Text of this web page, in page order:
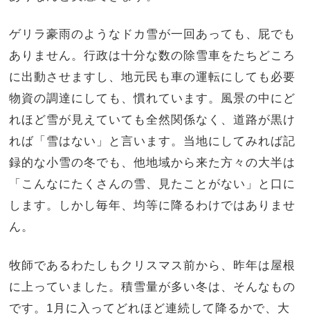
ゲリラ豪雨のようなドカ雪が一回あっても、屁でも
ありません。行政は十分な数の除雪車をたちどころ
に出動させますし、地元民も車の運転にしても必要
物資の調達にしても、慣れています。風景の中にど
れほど雪が見えていても全然関係なく、道路が黒け
れば「雪はない」と言います。当地にしてみれば記
録的な小雪の冬でも、他地域から来た方々の大半は
「こんなにたくさんの雪、見たことがない」と口に
します。しかし毎年、均等に降るわけではありませ
ん。
牧師であるわたしもクリスマス前から、昨年は屋根
に上っていました。積雪量が多い冬は、そんなもの
です。1月に入ってどれほど連続して降るかで、大